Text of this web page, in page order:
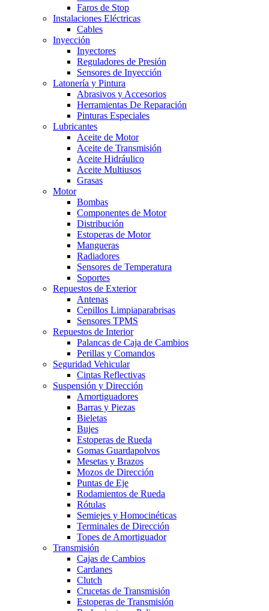
Faros de Stop
Instalaciones Eléctricas
Cables
Inyección
Inyectores
Reguladores de Presión
Sensores de Inyección
Latonería y Pintura
Abrasivos y Accesorios
Herramientas De Reparación
Pinturas Especiales
Lubricantes
Aceite de Motor
Aceite de Transmisión
Aceite Hidráulico
Aceite Multiusos
Grasas
Motor
Bombas
Componentes de Motor
Distribución
Estoperas de Motor
Mangueras
Radiadores
Sensores de Temperatura
Soportes
Repuestos de Exterior
Antenas
Cepillos Limpiaparabrisas
Sensores TPMS
Repuestos de Interior
Palancas de Caja de Cambios
Perillas y Comandos
Seguridad Vehicular
Cintas Reflectivas
Suspensión y Dirección
Amortiguadores
Barras y Piezas
Bieletas
Bujes
Estoperas de Rueda
Gomas Guardapolvos
Mesetas y Brazos
Mozos de Dirección
Puntas de Eje
Rodamientos de Rueda
Rótulas
Semiejes y Homocinéticas
Terminales de Dirección
Topes de Amortiguador
Transmisión
Cajas de Cambios
Cardanes
Clutch
Crucetas de Transmisión
Estoperas de Transmisión